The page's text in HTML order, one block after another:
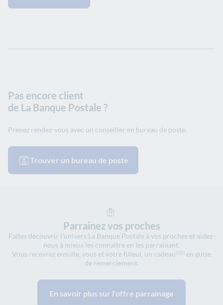
Pas encore client
de La Banque Postale ?
Prenez rendez-vous avec un conseiller en bureau de poste.
Trouver un bureau de poste
Parrainez vos proches
Faites découvrir l'univers La Banque Postale à vos proches et aidez-
nous à mieux les connaître en les parrainant.
Vous recevrez ensuite, vous et votre filleul, un cadeau (1)(2) en guise
de remerciement.
En savoir plus sur l'offre parrainage